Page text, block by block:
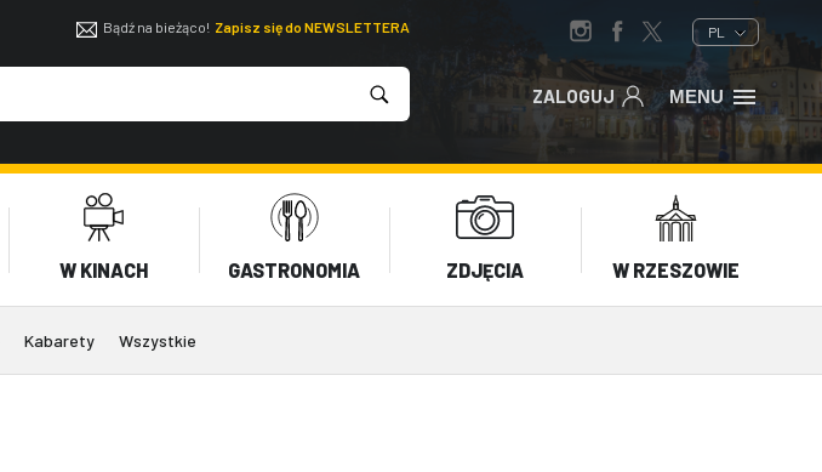
Bądź na bieżąco! Zapisz się do NEWSLETTERA PL
ZALOGUJ MENU
W KINACH GASTRONOMIA ZDJĘCIA W RZESZOWIE
Kabarety Wszystkie